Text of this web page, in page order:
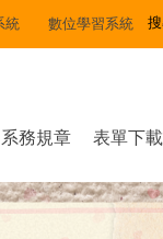
系務規章 表單下載
統 數位學習系統